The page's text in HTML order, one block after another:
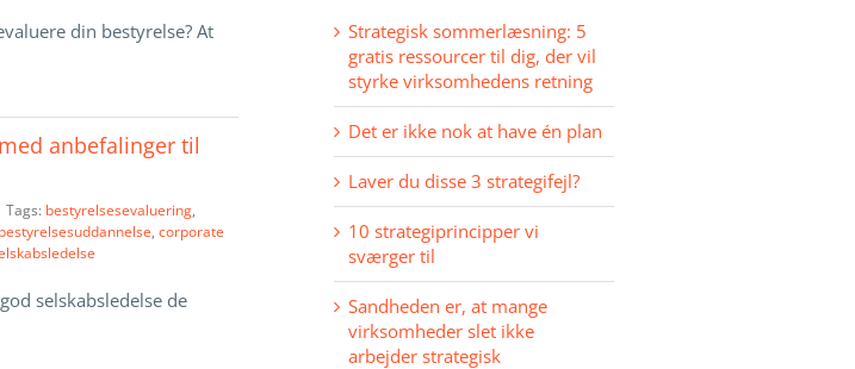
din bestyrelse? At
anbefalinger til
Tags: bestyrelsesevaluering,
bestyrelsesuddannelse, corporate
selskabsledelse de
Strategisk sommerlæsning: 5
gratis ressourcer til dig, der vil
styrke virksomhedens retning
Det er ikke nok at have én plan
Laver du disse 3 strategifejl?
10 strategiprincipper vi
sværger til
Sandheden er, at mange
virksomheder slet ikke
arbejder strategisk